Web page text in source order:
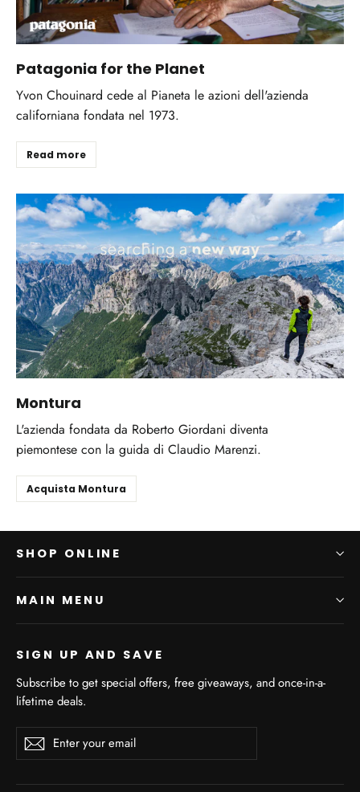
Patagonia for the Planet
Yvon Chouinard cede al Pianeta le azioni dell'azienda
californiana fondata nel 1973.
Read more
Montura
L'azienda fondata da Roberto Giordani diventa
piemontese con la guida di Claudio Marenzi.
Acquista Montura
SHOP ONLINE
MAIN MENU
SIGN UP AND SAVE
Subscribe to get special offers, free giveaways, and once-in-a-
lifetime deals.
your
Subscribe